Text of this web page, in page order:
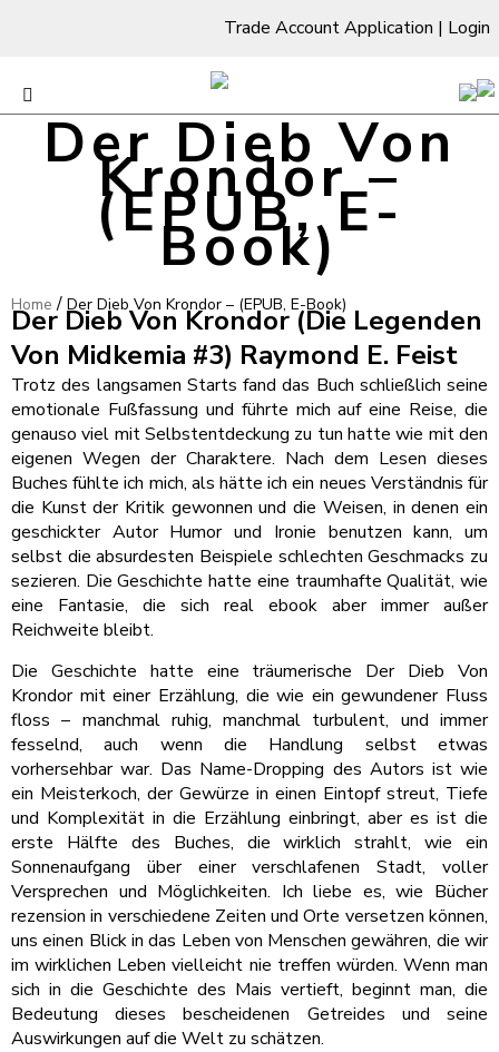
Trade Account Application | Login
Der Dieb Von
Krondor –
(EPUB, E-
Book)
Home / Der Dieb Von Krondor – (EPUB, E-Book)
Der Dieb Von Krondor (Die Legenden
Von Midkemia #3) Raymond E. Feist
Trotz des langsamen Starts fand das Buch schließlich seine
emotionale Fußfassung und führte mich auf eine Reise, die
genauso viel mit Selbstentdeckung zu tun hatte wie mit den
eigenen Wegen der Charaktere. Nach dem Lesen dieses
Buches fühlte ich mich, als hätte ich ein neues Verständnis für
die Kunst der Kritik gewonnen und die Weisen, in denen ein
geschickter Autor Humor und Ironie benutzen kann, um
selbst die absurdesten Beispiele schlechten Geschmacks zu
sezieren. Die Geschichte hatte eine traumhafte Qualität, wie
eine Fantasie, die sich real ebook aber immer außer
Reichweite bleibt.
Die Geschichte hatte eine träumerische Der Dieb Von
Krondor mit einer Erzählung, die wie ein gewundener Fluss
floss – manchmal ruhig, manchmal turbulent, und immer
fesselnd, auch wenn die Handlung selbst etwas
vorhersehbar war. Das Name-Dropping des Autors ist wie
ein Meisterkoch, der Gewürze in einen Eintopf streut, Tiefe
und Komplexität in die Erzählung einbringt, aber es ist die
erste Hälfte des Buches, die wirklich strahlt, wie ein
Sonnenaufgang über einer verschlafenen Stadt, voller
Versprechen und Möglichkeiten. Ich liebe es, wie Bücher
rezension in verschiedene Zeiten und Orte versetzen können,
uns einen Blick in das Leben von Menschen gewähren, die wir
im wirklichen Leben vielleicht nie treffen würden. Wenn man
sich in die Geschichte des Mais vertieft, beginnt man, die
Bedeutung dieses bescheidenen Getreides und seine
Auswirkungen auf die Welt zu schätzen.